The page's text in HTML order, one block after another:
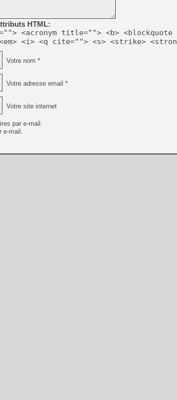
[GK] Mémoire cash -
[GK] Dan Houser (GTA)
[GK] Comment EA Sports
[GK] Crimson Moon : un
[GK] Isle of Reveries : le
[GK] Moonlighter 2 : The
[GK] Capcom relance
[Mo5] Deux inédits du
HTML:
<acronym title=""> <b> <blockquote
<i> <q cite=""> <s> <strike>
Votre nom *
Votre adresse email *
Votre site internet
par e-mail.
e-mail.